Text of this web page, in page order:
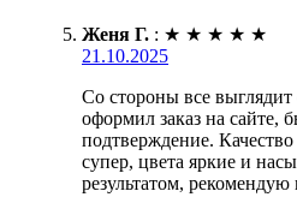
Женя Г. : ★ ★ ★ ★ ★
21.10.2025
Со стороны все
оформил заказ на сайте,
подтверждение.
супер, цвета яркие и
результатом, рекомендую